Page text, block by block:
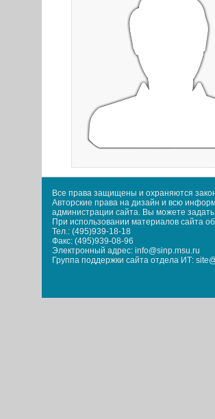
Все права защищены и охраняются
Авторские права на дизайн и всю
администрации сайта. Вы можете
При использовании материалов сайта
Тел.: (495)939-18-18
Факс: (495)939-08-96
Электронный адрес: info@sinp.msu.ru
Группа поддержки сайта отдела ИТ: